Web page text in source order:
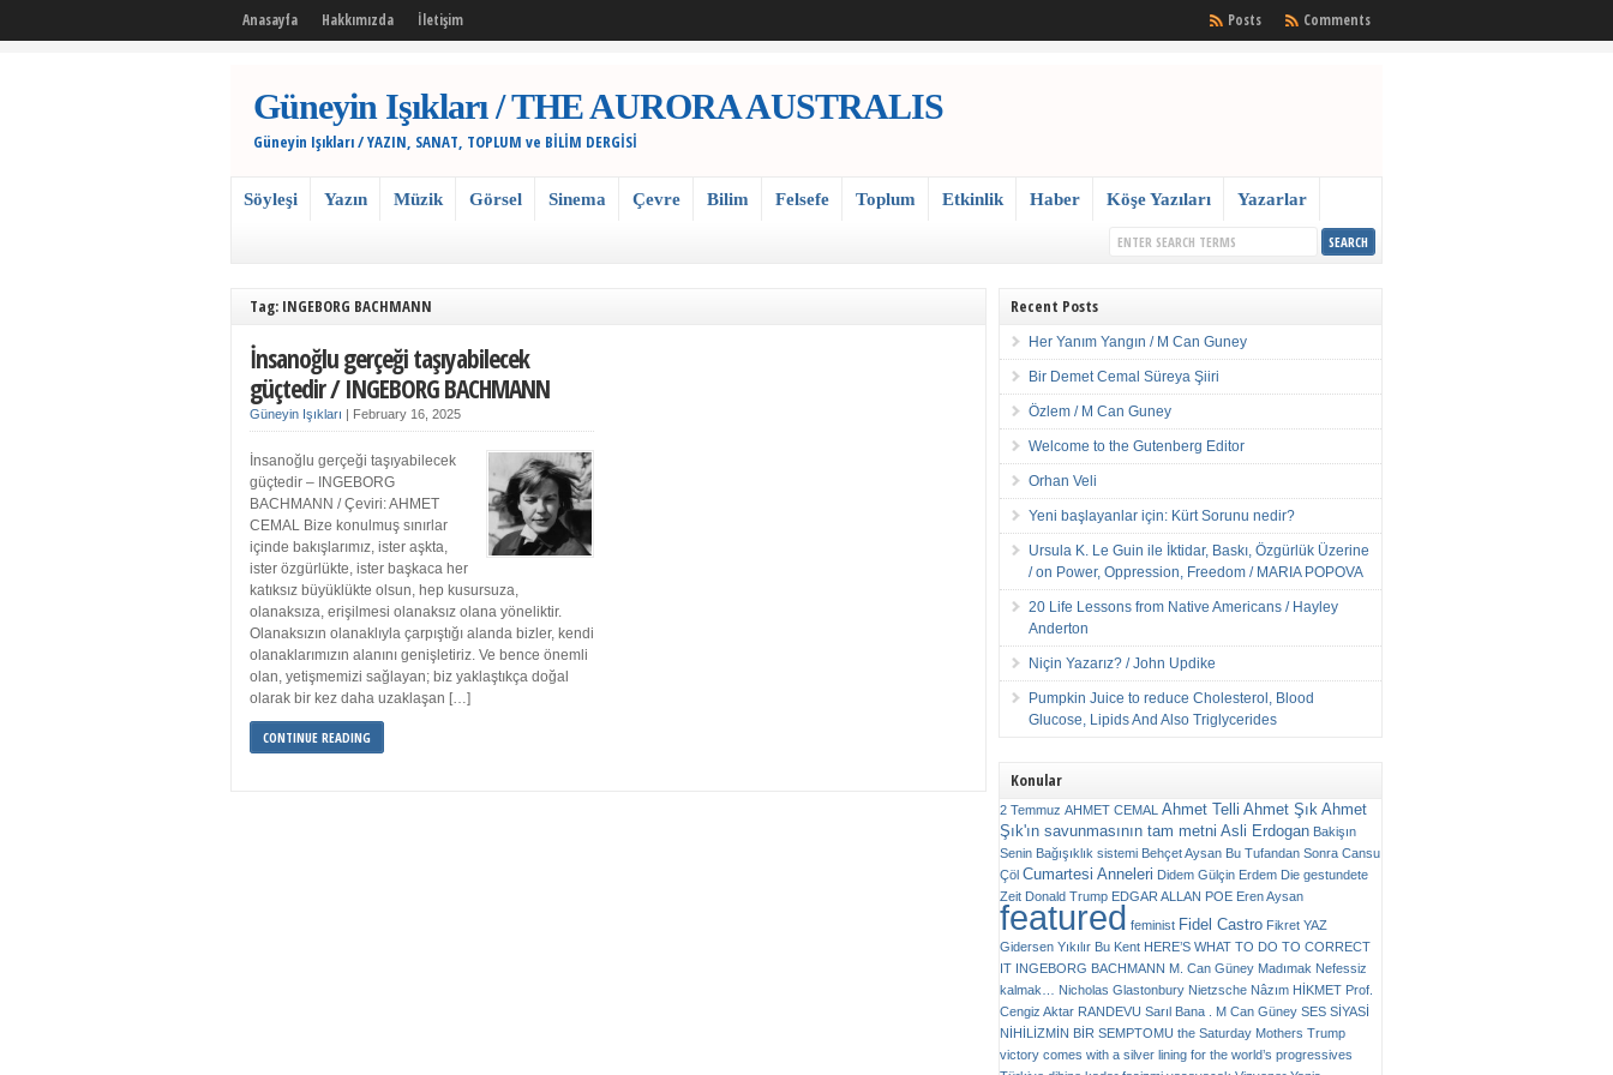
Anasayfa Hakkımızda İletişim Comments
Posts
Güneyin Işıkları / THE AURORA AUSTRALIS
Güneyin Işıkları / YAZIN, SANAT, TOPLUM ve BİLİM DERGİSİ
Söyleşi Yazın Müzik Görsel Sinema Çevre Bilim Felsefe Toplum Etkinlik Haber Köşe Yazıları Yazarlar
Tag: INGEBORG BACHMANN
İnsanoğlu gerçeği taşıyabilecek
güçtedir / INGEBORG BACHMANN
Güneyin Işıkları | February 16, 2025
İnsanoğlu gerçeği taşıyabilecek
güçtedir – INGEBORG
BACHMANN / Çeviri: AHMET
CEMAL Bize konulmuş sınırlar
içinde bakışlarımız, ister aşkta,
ister özgürlükte, ister başkaca her
katıksız büyüklükte olsun, hep kusursuza,
olanaksıza, erişilmesi olanaksız olana yöneliktir.
Olanaksızın olanaklıyla çarpıştığı alanda bizler, kendi
olanaklarımızın alanını genişletiriz. Ve bence önemli
olan, yetişmemizi sağlayan; biz yaklaştıkça doğal
olarak bir kez daha uzaklaşan […]
CONTINUE READING
Recent Posts
Her Yanım Yangın / M Can Guney
Bir Demet Cemal Süreya Şiiri
Özlem / M Can Guney
Welcome to the Gutenberg Editor
Orhan Veli
Yeni başlayanlar için: Kürt Sorunu nedir?
Ursula K. Le Guin ile İktidar, Baskı, Özgürlük Üzerine
/ on Power, Oppression, Freedom / MARIA POPOVA
20 Life Lessons from Native Americans / Hayley
Anderton
Niçin Yazarız? / John Updike
Pumpkin Juice to reduce Cholesterol, Blood
Glucose, Lipids And Also Triglycerides
Konular
2 Temmuz AHMET CEMAL Ahmet Telli Ahmet Şık Ahmet
Şık'ın savunmasının tam metni Asli Erdogan Bakişın
Senin Bağışıklık sistemi Behçet Aysan Bu Tufandan Sonra Cansu
Çöl Cumartesi Anneleri Didem Gülçin Erdem Die gestundete
Zeit Donald Trump EDGAR ALLAN POE Eren Aysan
featured feminist Fidel Castro Fikret YAZ
Gidersen Yıkılır Bu Kent HERE’S WHAT TO DO TO CORRECT
IT INGEBORG BACHMANN M. Can Güney Madımak Nefessiz
kalmak…
Nicholas Glastonbury Nietzsche Nâzım HİKMET Prof.
Cengiz Aktar RANDEVU Sarıl Bana . M Can Güney SES SİYASİ
NİHİLİZMİN BİR SEMPTOMU the Saturday Mothers Trump
victory comes with a silver lining for the world’s progressives